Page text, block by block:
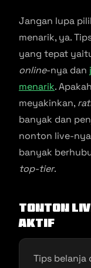
Jangan lupa
menarik, ya.
yang tepat
online-nya dan
menarik. Apakah
meyakinkan,
banyak dan
nonton live-
banyak
top-tier.
Tonton
Aktif
Tips belanja